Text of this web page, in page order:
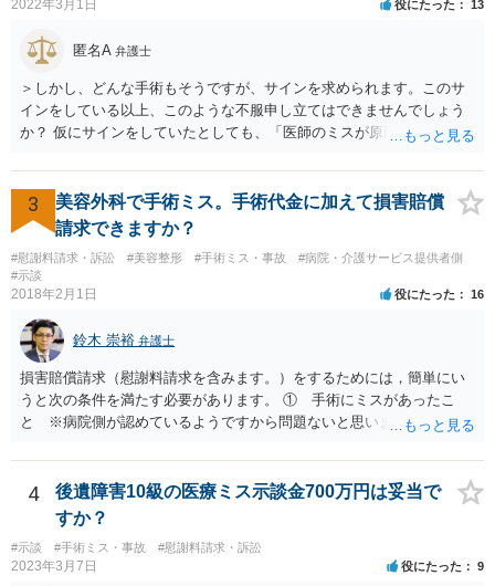
2022年3月1日 役にたった 13
匿名A 弁護士
＞しかし、どんな手術もそうですが、サインを求められます。このサ
インをしている以上、このような不服申し立てはできませんでしょう
か？ 仮にサインをしていたとしても、「医師のミスが原因で老眼がひ
眼が悪化することがあるにもかかわらず、全く説明されなかったよう
な場合」には、請求することは可能です。
3
美容外科で手術ミス。手術代金に加えて損害賠償
請求できますか？
#慰謝料請求・訴訟 #美容整形 #手術ミス・事故
#病院・介護サービス提供者側
#示談
2018年2月1日 役にたった 16
鈴木 崇裕 弁護士
損害賠償請求（慰謝料請求を含みます。）をするためには，簡単にい
うと次の条件を満たす必要があります。 ① 手術にミスがあったこ
と ※病院側が認めているようですから問題ないと思います。 ② 手
術のミスの「せいで」マスクが外せなくなったこと ④ 仕事を休まな
ければならなくなった「せいで」休業損害が発生したこと ⑤ マスク
を外せなくなった「せいで」経済的に評価できる精神的な損害が発生
したこと 「せいで」と強調した点が，内藤先生のご指摘なさる「相当
因果関係」です。 手術のミスと関係のないことまでは責任追及ができ
ないということです。 手術のミスの結果，手術前と比べて見た目が著
4
後遺障害10級の医療ミス示談金700万円は妥当で
すか？
#示談 #手術ミス・事故 #慰謝料請求・訴訟
2023年3月7日 役にたった 9